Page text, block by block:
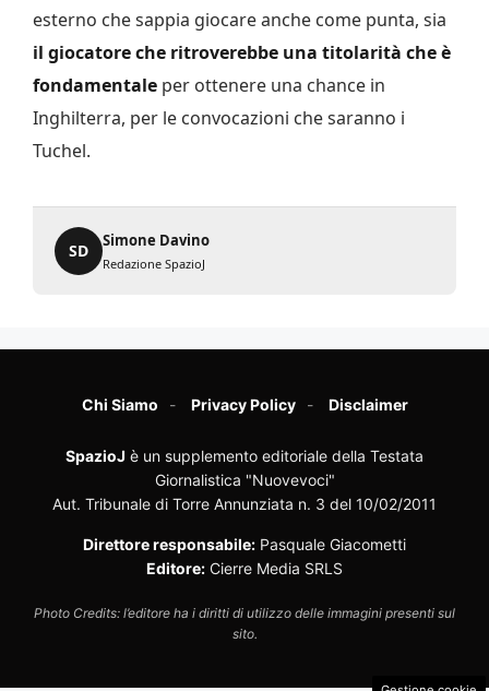
esterno che sappia giocare anche come punta, sia
il giocatore che ritroverebbe una titolarità che è
fondamentale per ottenere una chance in
Inghilterra, per le convocazioni che saranno i
Tuchel.
SD
Simone Davino
Redazione SpazioJ
Chi Siamo Privacy Policy Disclaimer
SpazioJ è un supplemento editoriale della Testata
Giornalistica "Nuovevoci"
Aut. Tribunale di Torre Annunziata n. 3 del 10/02/2011
Direttore responsabile: Pasquale Giacometti
Editore: Cierre Media SRLS
Photo Credits: l’editore ha i diritti di utilizzo delle immagini presenti sul
sito.